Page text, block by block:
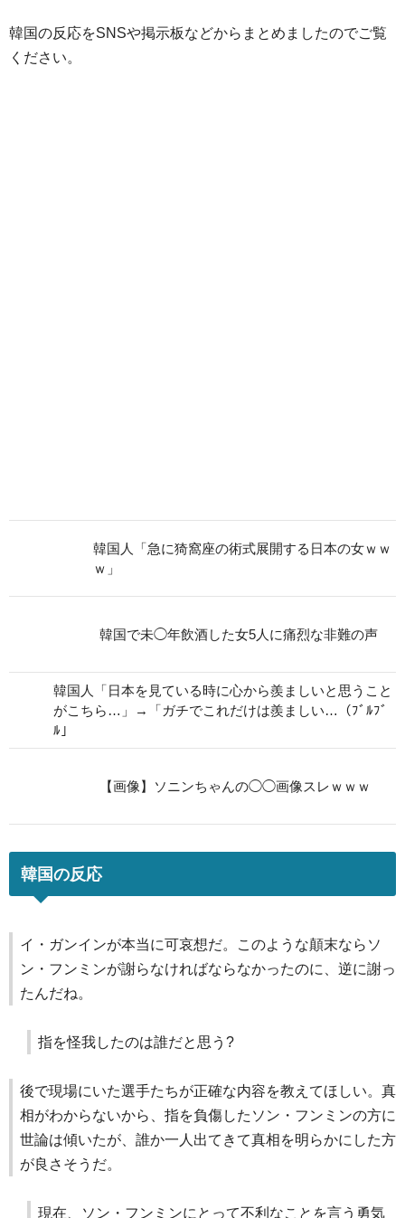
韓国の反応をSNSや掲示板などからまとめましたのでご覧
ください。
韓国人「急に猗窩座の術式展開する日本の女ｗｗ
ｗ」
韓国で未◯年飲酒した女5人に痛烈な非難の声
韓国人「日本を見ている時に心から羨ましいと思うこと
がこちら…」→「ガチでこれだけは羨ましい…（ﾌﾞﾙﾌﾞ
ﾙ」
【画像】ソニンちゃんの◯◯画像スレｗｗｗ
韓国の反応
イ・ガンインが本当に可哀想だ。このような顛末ならソ
ン・フンミンが謝らなければならなかったのに、逆に謝っ
たんだね。
指を怪我したのは誰だと思う?
後で現場にいた選手たちが正確な内容を教えてほしい。真
相がわからないから、指を負傷したソン・フンミンの方に
世論は傾いたが、誰か一人出てきて真相を明らかにした方
が良さそうだ。
現在、ソン・フンミンにとって不利なことを言う勇気